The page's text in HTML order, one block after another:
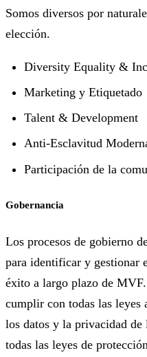
Somos diversos por
elección.
Diversity Equality &
Marketing y Etiquetado
Talent & Development
Anti-Esclavitud
Participación de la
Gobernancia
Los procesos de gobierno
para identificar y gestionar
éxito a largo plazo de
cumplir con todas las leyes
los datos y la privacidad
todas las leyes de